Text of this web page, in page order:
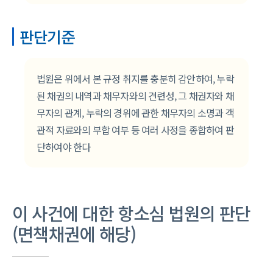
판단기준
법원은 위에서 본 규정 취지를 충분히 감안하여, 누락
된 채권의 내역과 채무자와의 견련성, 그 채권자와 채
무자의 관계, 누락의 경위에 관한 채무자의 소명과 객
관적 자료와의 부합 여부 등 여러 사정을 종합하여 판
단하여야 한다
이 사건에 대한 항소심 법원의 판단
(면책채권에 해당)